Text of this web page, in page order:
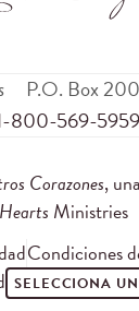
P.O. Box
800-569-5959
Corazones,
Ministries
Condiciones
SELECCIONA